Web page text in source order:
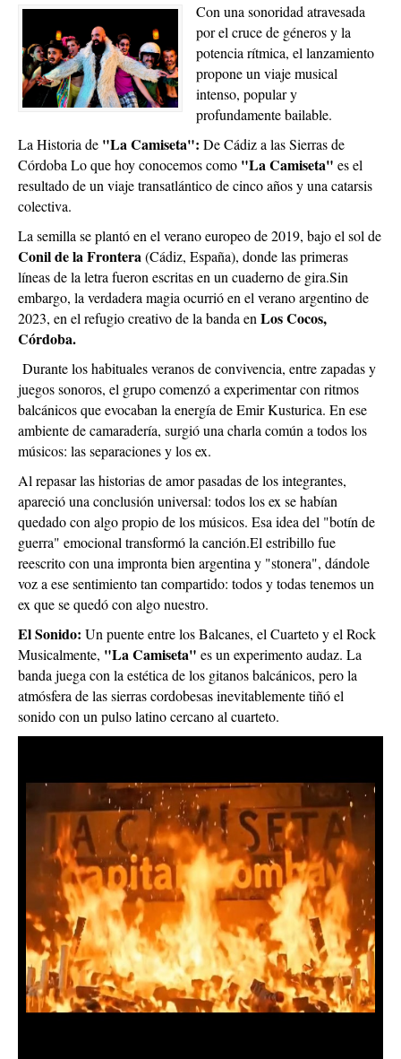
Con una sonoridad atravesada
por el cruce de géneros y la
potencia rítmica, el lanzamiento
propone un viaje musical
intenso, popular y
profundamente bailable.
La Historia de "La Camiseta": De Cádiz a las Sierras de
Córdoba Lo que hoy conocemos como "La Camiseta" es el
resultado de un viaje transatlántico de cinco años y una catarsis
colectiva.
La semilla se plantó en el verano europeo de 2019, bajo el sol de
Conil de la Frontera(Cádiz, España), donde las primeras
líneas de la letra fueron escritas en un cuaderno de gira.Sin
embargo, la verdadera magia ocurrió en el verano argentino de
2023, en el refugio creativo de la banda en Los Cocos,
Córdoba.
Durante los habituales veranos de convivencia, entre zapadas y
juegos sonoros, el grupo comenzó a experimentar con ritmos
balcánicos que evocaban la energía de Emir Kusturica. En ese
ambiente de camaradería, surgió una charla común a todos los
músicos: las separaciones y los ex.
Al repasar las historias de amor pasadas de los integrantes,
apareció una conclusión universal: todos los ex se habían
quedado con algo propio de los músicos. Esa idea del "botín de
guerra" emocional transformó la canción.El estribillo fue
reescrito con una impronta bien argentina y "stonera", dándole
voz a ese sentimiento tan compartido: todos y todas tenemos un
ex que se quedó con algo nuestro.
El Sonido: Un puente entre los Balcanes, el Cuarteto y el Rock
Musicalmente, "La Camiseta" es un experimento audaz. La
banda juega con la estética de los gitanos balcánicos, pero la
atmósfera de las sierras cordobesas inevitablemente tiñó el
sonido con un pulso latino cercano al cuarteto.